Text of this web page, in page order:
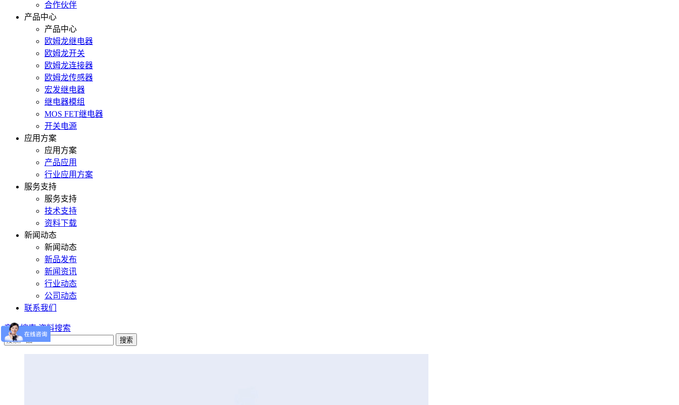
合作伙伴
产品中心
产品中心
欧姆龙继电器
欧姆龙开关
欧姆龙连接器
欧姆龙传感器
宏发继电器
继电器模组
MOS FET继电器
开关电源
应用方案
应用方案
产品应用
行业应用方案
服务支持
服务支持
技术支持
资料下载
新闻动态
新闻动态
新品发布
新闻资讯
行业动态
公司动态
联系我们
产品搜索 资料搜索